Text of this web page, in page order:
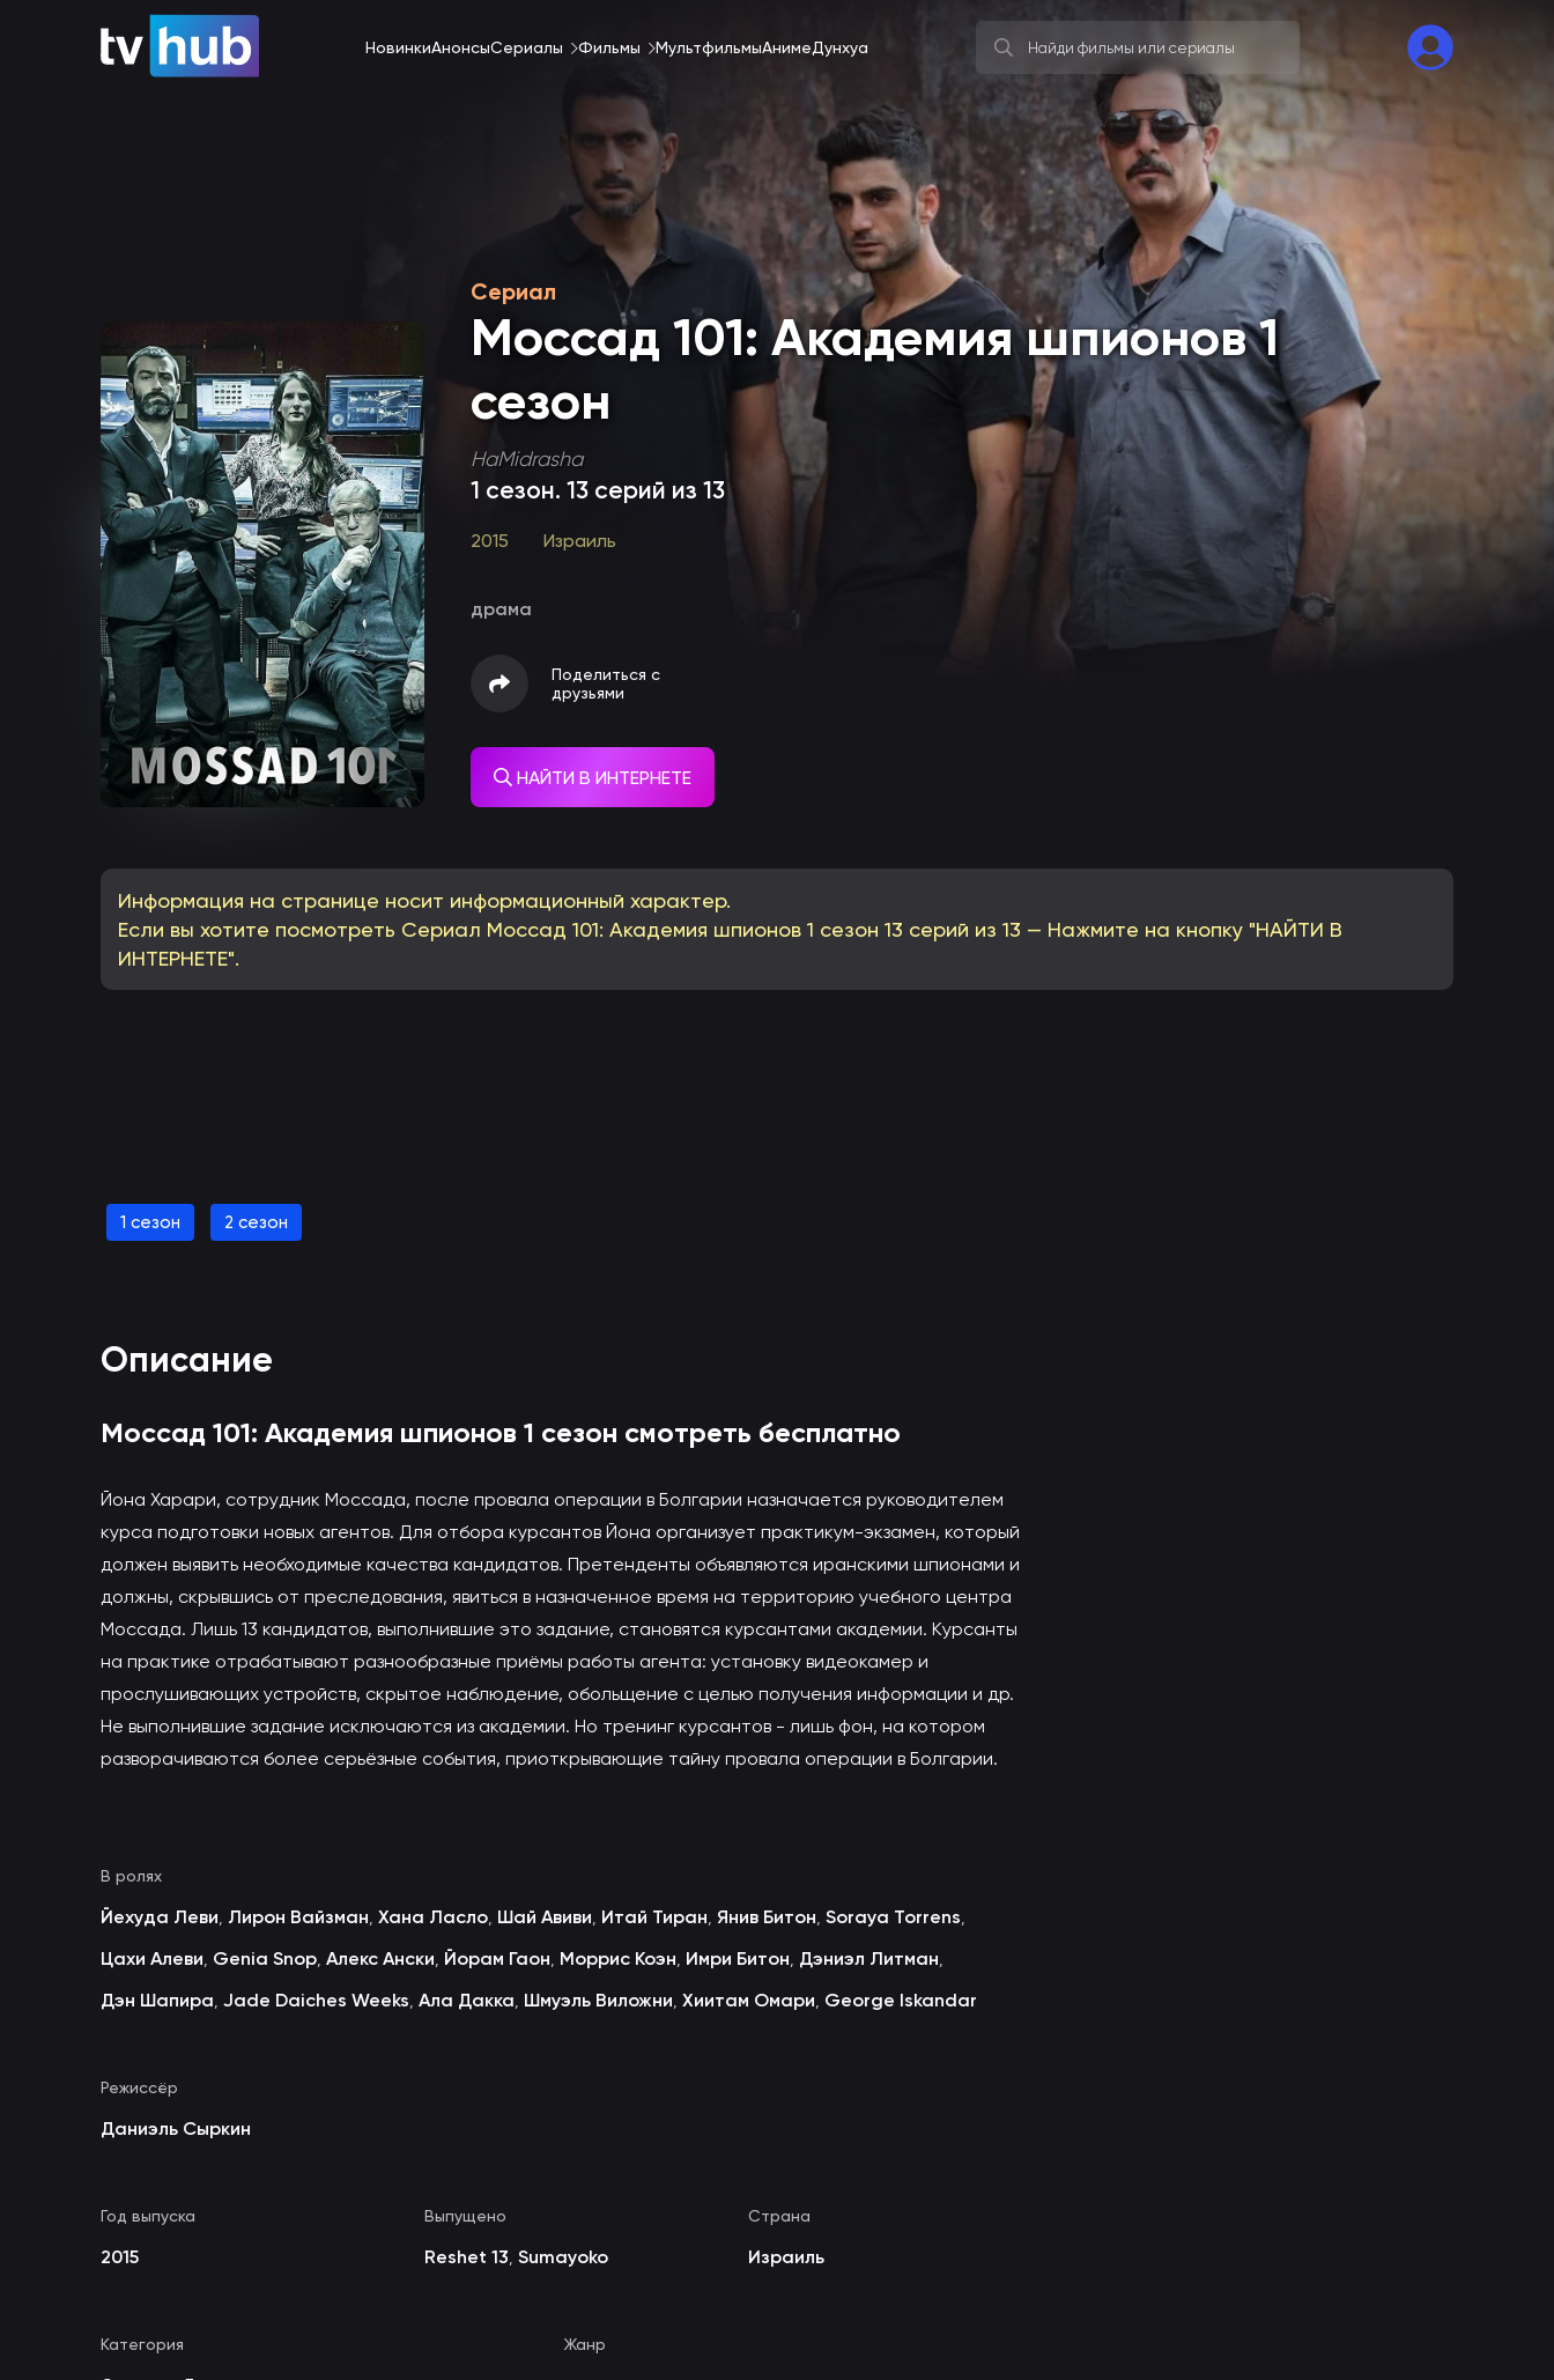
НовинкиАнонсыСериалы Фильмы МультфильмыАнимеДунхуа
Сериал
Моссад 101: Академия шпионов 1
сезон
HaMidrasha
1 сезон. 13 серий из 13
2015 Израиль
драма
Поделиться с
друзьями
НАЙТИ В ИНТЕРНЕТЕ
Информация на странице носит информационный характер.
Если вы хотите посмотреть Сериал Моссад 101: Академия шпионов 1 сезон 13 серий из 13 — Нажмите на кнопку "НАЙТИ В
ИНТЕРНЕТЕ".
Смотреть Моссад 101: Академия шпионов 1 сезон онлайн
1 сезон 2 сезон
Описание
Моссад 101: Академия шпионов 1 сезон смотреть бесплатно
Йона Харари, сотрудник Моссада, после провала операции в Болгарии назначается руководителем
курса подготовки новых агентов. Для отбора курсантов Йона организует практикум-экзамен, который
должен выявить необходимые качества кандидатов. Претенденты объявляются иранскими шпионами и
должны, скрывшись от преследования, явиться в назначенное время на территорию учебного центра
Моссада. Лишь 13 кандидатов, выполнившие это задание, становятся курсантами академии. Курсанты
на практике отрабатывают разнообразные приёмы работы агента: установку видеокамер и
прослушивающих устройств, скрытое наблюдение, обольщение с целью получения информации и др.
Не выполнившие задание исключаются из академии. Но тренинг курсантов - лишь фон, на котором
разворачиваются более серьёзные события, приоткрывающие тайну провала операции в Болгарии.
В ролях
Йехуда Леви Лирон Вайзман Хана Ласло Шай Авиви Итай Тиран Янив Битон Soraya Torrens
Цахи Алеви Genia Snop Алекс Ански Йорам Гаон Моррис Коэн Имри Битон Дэниэл Литман
Дэн Шапира Jade Daiches Weeks Ала Дакка Шмуэль Виложни Хиитам Омари George Iskandar
Режиссёр
Даниэль Сыркин
Год выпуска
2015
Выпущено
Reshet 13 Sumayoko
Страна
Израиль
Категория Жанр